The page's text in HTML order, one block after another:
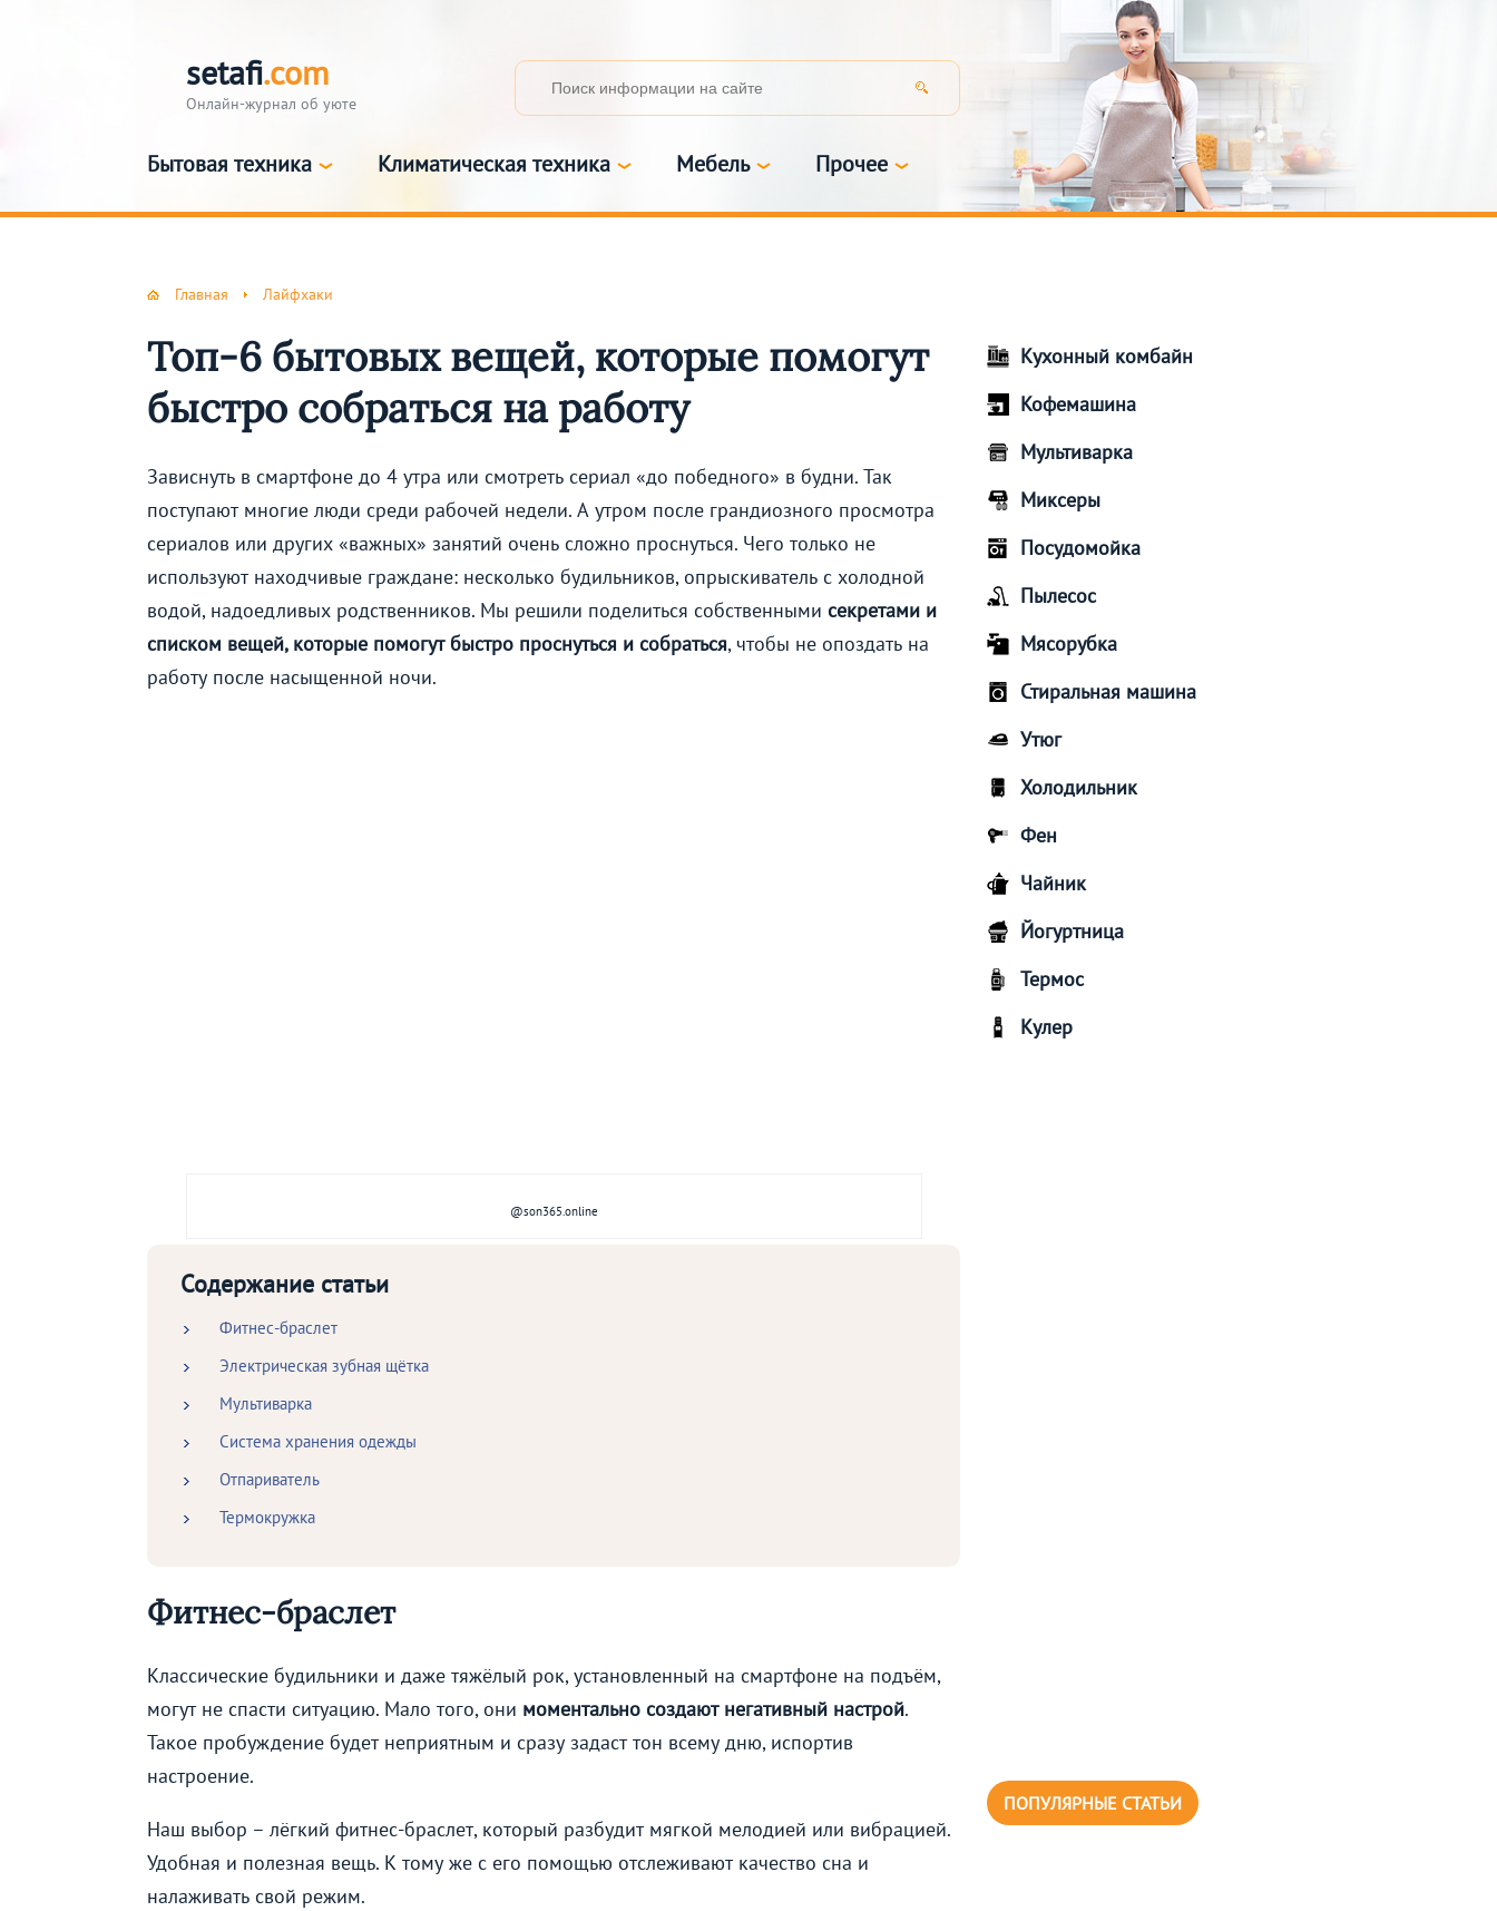
setafi.com
Онлайн-журнал об уюте
Бытовая техника Климатическая техника Мебель Прочее
Главная Лайфхаки
Топ-6 бытовых вещей, которые помогут
быстро собраться на работу
Зависнуть в смартфоне до 4 утра или смотреть сериал «до победного» в будни. Так
поступают многие люди среди рабочей недели. А утром после грандиозного просмотра
сериалов или других «важных» занятий очень сложно проснуться. Чего только не
используют находчивые граждане: несколько будильников, опрыскиватель с холодной
водой, надоедливых родственников. Мы решили поделиться собственными секретами и
списком вещей, которые помогут быстро проснуться и собраться, чтобы не опоздать на
работу после насыщенной ночи.
@son365.online
Содержание статьи
Фитнес-браслет
Электрическая зубная щётка
Мультиварка
Система хранения одежды
Отпариватель
Термокружка
Фитнес-браслет
Классические будильники и даже тяжёлый рок, установленный на смартфоне на подъём,
могут не спасти ситуацию. Мало того, они моментально создают негативный настрой.
Такое пробуждение будет неприятным и сразу задаст тон всему дню, испортив
настроение.
Наш выбор – лёгкий фитнес-браслет, который разбудит мягкой мелодией или вибрацией.
Удобная и полезная вещь. К тому же с его помощью отслеживают качество сна и
налаживать свой режим.
Кухонный комбайн
Кофемашина
Мультиварка
Миксеры
Посудомойка
Пылесос
Мясорубка
Стиральная машина
Утюг
Холодильник
Фен
Чайник
Йогуртница
Термос
Кулер
ПОПУЛЯРНЫЕ СТАТЬИ